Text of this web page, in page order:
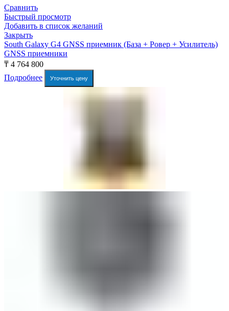
Сравнить
Быстрый просмотр
Добавить в список желаний
Закрыть
South Galaxy G4 GNSS приемник (База + Ровер + Усилитель)
GNSS приемники
₸ 4 764 800
Подробнее
Уточнить цену